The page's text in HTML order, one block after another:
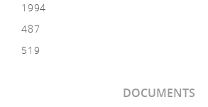
1994
487
519
DOCUMENTS